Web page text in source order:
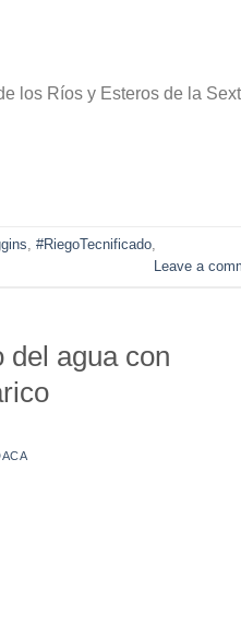
los Ríos y Esteros de la
, #RiegoTecnificado,
Leave a
del agua con